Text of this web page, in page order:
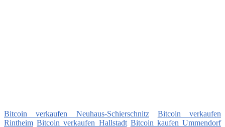
Bitcoin verkaufen Neuhaus-Schierschnitz
Bitcoin verkaufen
Rintheim Bitcoin verkaufen Hallstadt Bitcoin kaufen Ummendorf